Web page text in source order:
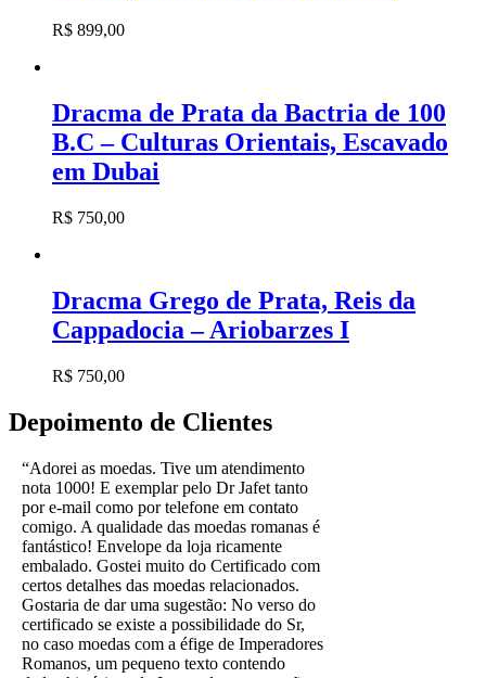
R$ 899,00
Dracma de Prata da Bactria de 100
B.C – Culturas Orientais, Escavado
em Dubai
R$ 750,00
Dracma Grego de Prata, Reis da
Cappadocia – Ariobarzes I
R$ 750,00
Depoimento de Clientes
“Adorei as moedas. Tive um atendimento
nota 1000! E exemplar pelo Dr Jafet tanto
por e-mail como por telefone em contato
comigo. A qualidade das moedas romanas é
fantástico! Envelope da loja ricamente
embalado. Gostei muito do Certificado com
certos detalhes das moedas relacionados.
Gostaria de dar uma sugestão: No verso do
certificado se existe a possibilidade do Sr,
no caso moedas com a éfige de Imperadores
Romanos, um pequeno texto contendo